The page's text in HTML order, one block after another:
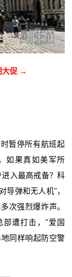
大促 →
暂停所有航班起
如果真如美军所
入最高戒备？科
导弹和无人机"，
次强烈爆炸声。
部遭打击，"爱国
同样响起防空警